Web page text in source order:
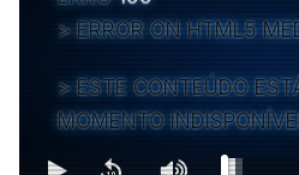
ERROR ON HTML5
ESTE CONTEÚDO
MOMENTO